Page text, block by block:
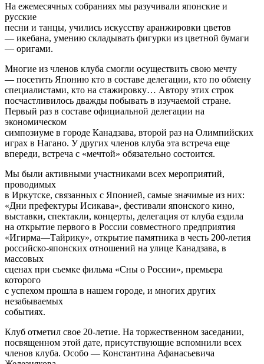
На ежемесячных собраниях мы разучивали японские и
русские
песни и танцы, учились искусству аранжировки цветов
— икебана, умению складывать фигурки из цветной бумаги
— оригами.
Многие из членов клуба смогли осуществить свою мечту
— посетить Японию кто в составе делегации, кто по обмену
специалистами, кто на стажировку… Автору этих строк
посчастливилось дважды побывать в изучаемой стране.
Первый раз в составе официальной делегации на
экономическом
симпозиуме в городе Канадзава, второй раз на Олимпийских
играх в Нагано. У других членов клуба эта встреча еще
впереди, встреча с «мечтой» обязательно состоится.
Мы были активными участниками всех мероприятий,
проводимых
в Иркутске, связанных с Японией, самые значимые из них:
«Дни префектуры Исикава», фестивали японского кино,
выставки, спектакли, концерты, делегация от клуба ездила
на открытие первого в России совместного предприятия
«Игирма—Тайрику», открытие памятника в честь 200-летия
российско-японских отношений на улице Канадзава, в
массовых
сценах при съемке фильма «Сны о России», премьера
которого
с успехом прошла в нашем городе, и многих других
незабываемых
событиях.
Клуб отметил свое 20-летие. На торжественном заседании,
посвященном этой дате, присутствующие вспомнили всех
членов клуба. Особо — Константина Афанасьевича